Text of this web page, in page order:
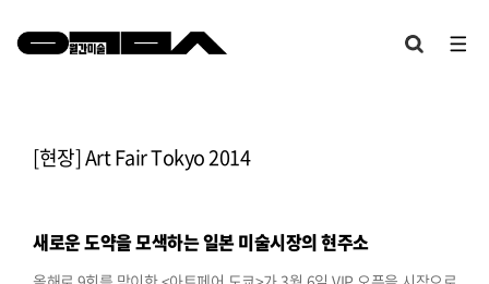
[현장] Art Fair Tokyo 2014
새로운 도약을 모색하는 일본 미술시장의 현주소